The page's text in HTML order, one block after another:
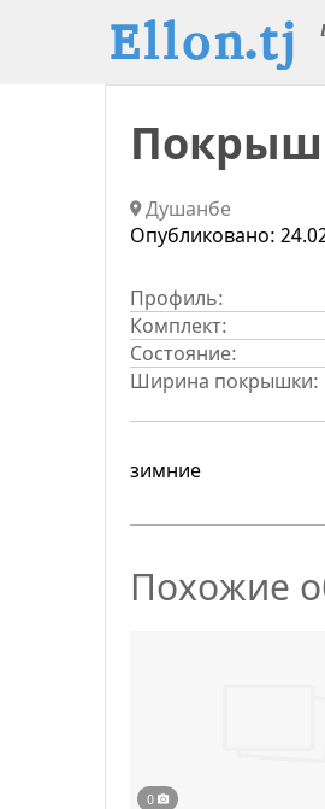
Душанбе
Опубликовано:
Профиль:
Комплект:
Состояние:
Ширина покрышки:
зимние
Похожие
0